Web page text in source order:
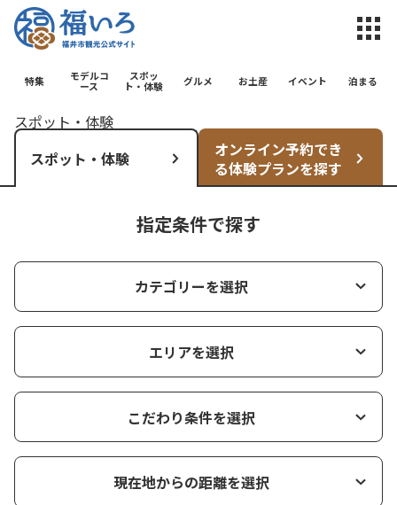
福井市観光
特集
モデルコ
ース
スポッ
ト・体験
グルメ お土産 イベント 泊まる
スポット・体験
スポット・体験
オンライン予約でき
る体験プランを探す
指定条件で探す
カテゴリーを選択
エリアを選択
こだわり条件を選択
現在地からの距離を選択